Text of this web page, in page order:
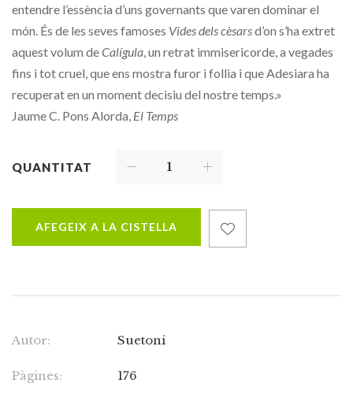
entendre l’essència d’uns governants que varen dominar el
món. És de les seves famoses Vides dels cèsarsd’on s’ha extret
aquest volum deCalígula , un retrat immisericorde, a vegades
fins i tot cruel, que ens mostra furor i follia i que Adesiara ha
recuperat en un moment decisiu del nostre temps.»
Jaume C. Pons Alorda, El Temps
QUANTITAT
AFEGEIX A LA CISTELLA
Autor: Suetoni
Pàgines: 176